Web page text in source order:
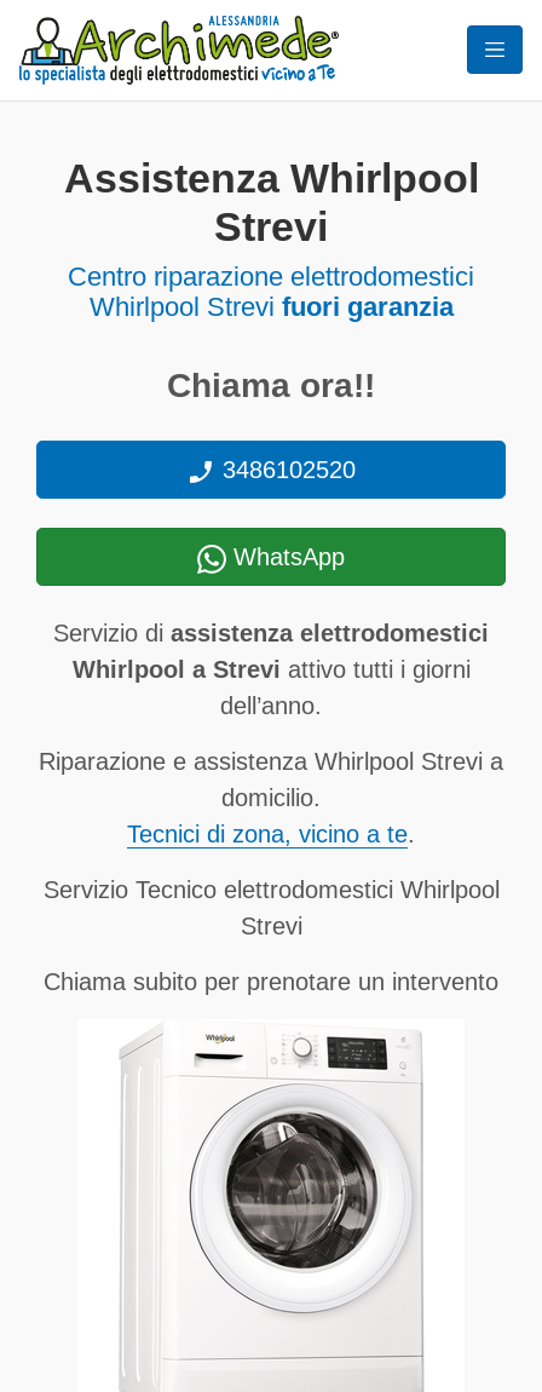
Assistenza Whirlpool
Strevi
Centro riparazione elettrodomestici
Whirlpool Strevi fuori garanzia
Chiama ora!!
3486102520
WhatsApp
Servizio di assistenza elettrodomestici
Whirlpool a Strevi attivo tutti i giorni
dell’anno.
Riparazione e assistenza Whirlpool Strevi a
domicilio.
Tecnici di zona, vicino a te.
Servizio Tecnico elettrodomestici Whirlpool
Strevi
Chiama subito per prenotare un intervento